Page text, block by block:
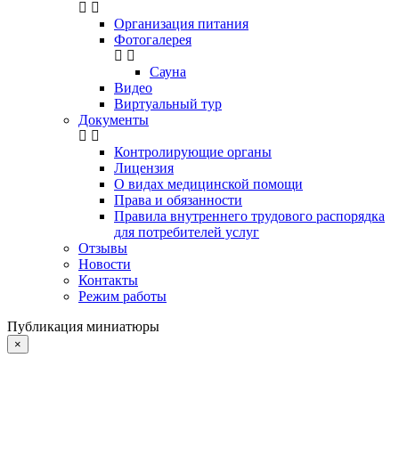
Организация питания
Фотогалерея
Сауна
Видео
Виртуальный тур
Документы
Контролирующие органы
Лицензия
О видах медицинской помощи
Права и обязанности
Правила внутреннего трудового распорядка
для потребителей услуг
Отзывы
Новости
Контакты
Режим работы
Публикация миниатюры
×